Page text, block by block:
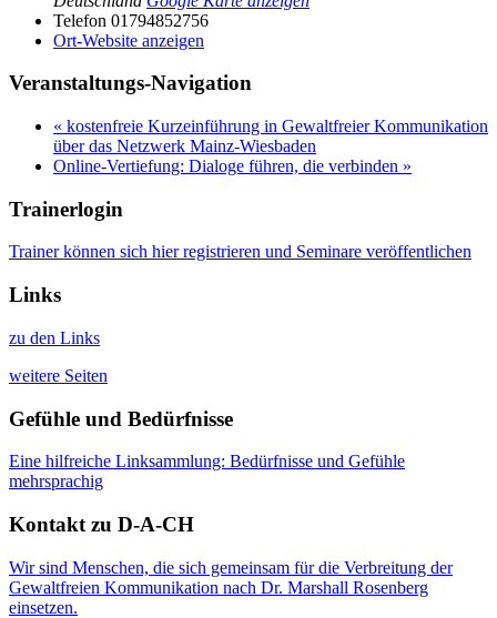
Telefon 01794852756
Ort-Website anzeigen
Veranstaltungs-Navigation
« kostenfreie Kurzeinführung in Gewaltfreier Kommunikation
über das Netzwerk Mainz-Wiesbaden
Online-Vertiefung: Dialoge führen, die verbinden »
Trainerlogin
Trainer können sich hier registrieren und Seminare veröffentlichen
Links
zu den Links
weitere Seiten
Gefühle und Bedürfnisse
Eine hilfreiche Linksammlung: Bedürfnisse und Gefühle
mehrsprachig
Kontakt zu D-A-CH
Wir sind Menschen, die sich gemeinsam für die Verbreitung der
Gewaltfreien Kommunikation nach Dr. Marshall Rosenberg
einsetzen.